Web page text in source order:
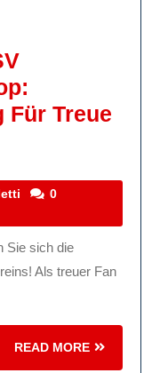
Für Treue
stefanocoletti
0
Als treuer Fan
READ MORE
READ
MORE